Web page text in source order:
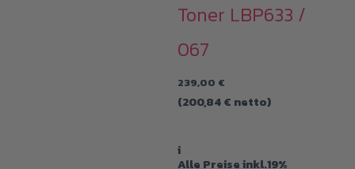
Toner LBP633 /
067
239,00 €
(200,84€ netto)
i
Alle Preise inkl.19%